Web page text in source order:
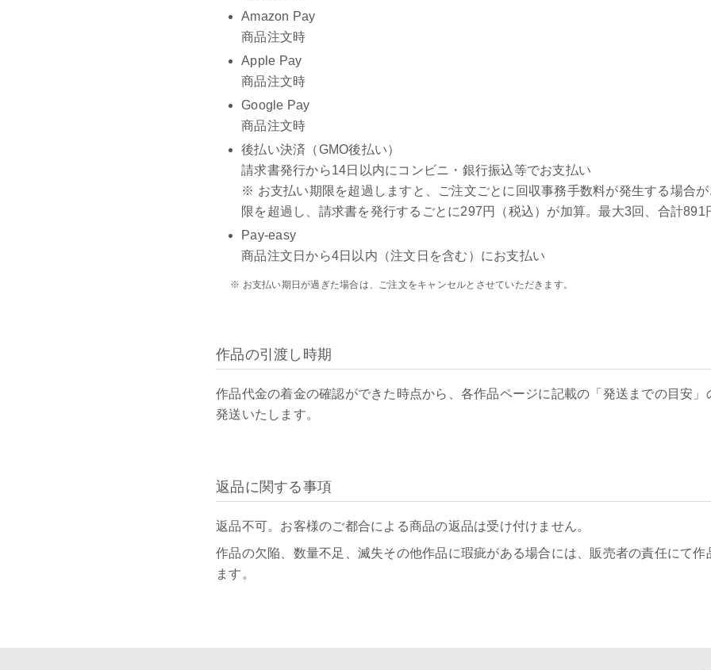
Amazon Pay
商品注文時
Apple Pay
商品注文時
Google Pay
商品注文時
後払い決済（GMO後払い）
請求書発行から14日以内にコンビニ・銀行振込等でお支払い
※ お支払い期限を超過しますと、ご注文ごとに回収事務手数料が発生する場合
限を超過し、請求書を発行するごとに297円（税込）が加算。最大3回、合計891
Pay-easy
商品注文日から4日以内（注文日を含む）にお支払い
※ お支払い期日が過ぎた場合は、ご注文をキャンセルとさせていただきます。
作品の引渡し時期
作品代金の着金の確認ができた時点から、各作品ページに記載の「発送までの目安」
発送いたします。
返品に関する事項
返品不可。お客様のご都合による商品の返品は受け付けません。
作品の欠陥、数量不足、滅失その他作品に瑕疵がある場合には、販売者の責任にて作
ます。